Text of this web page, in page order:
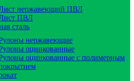
нержавеющий ПВЛ
ПВЛ
сталь
нержавеющие
оцинкованные
оцинкованные с полимерным